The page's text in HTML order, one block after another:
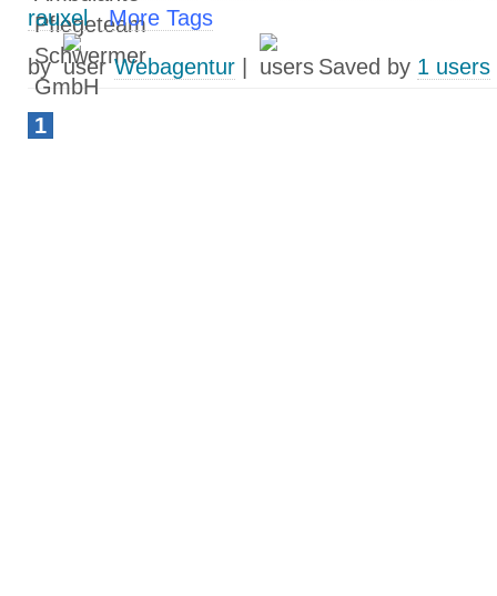
rauxel
More Tags
by
Webagentur Saved by 1 users
1